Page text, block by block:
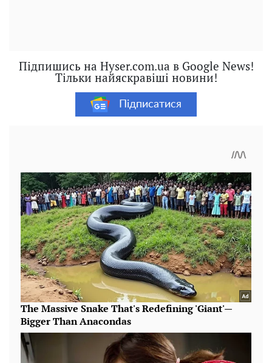
Підпишись на Hyser.com.ua в Google News!
Тільки найяскравіші новини!
Підписатися